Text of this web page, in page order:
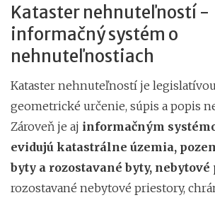
Kataster nehnuteľností -
informačný systém o
nehnuteľnostiach
Kataster nehnuteľností je
geometrické určenie, súpis a popis
Zároveň je aj informačným
evidujú katastrálne územia,
byty a rozostavané byty,
rozostavané nebytové priestory,